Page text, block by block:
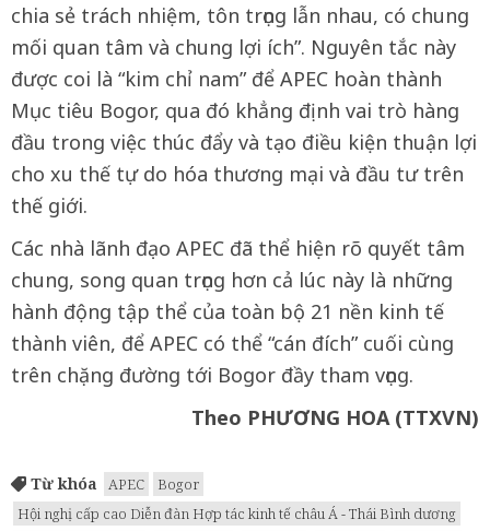
chia sẻ trách nhiệm, tôn trọng lẫn nhau, có chung
mối quan tâm và chung lợi ích”. Nguyên tắc này
được coi là “kim chỉ nam” để APEC hoàn thành
Mục tiêu Bogor, qua đó khẳng định vai trò hàng
đầu trong việc thúc đẩy và tạo điều kiện thuận lợi
cho xu thế tự do hóa thương mại và đầu tư trên
thế giới.
Các nhà lãnh đạo APEC đã thể hiện rõ quyết tâm
chung, song quan trọng hơn cả lúc này là những
hành động tập thể của toàn bộ 21 nền kinh tế
thành viên, để APEC có thể “cán đích” cuối cùng
trên chặng đường tới Bogor đầy tham vọng.
Theo PHƯƠNG HOA (TTXVN)
Từ khóa APEC
Bogor
Hội nghị cấp cao Diễn đàn Hợp tác kinh tế châu Á - Thái Bình dương